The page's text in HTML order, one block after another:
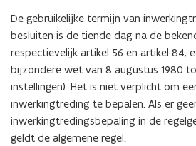
De gebruikelijke termijn van
besluiten is de tiende dag na de
respectievelijk artikel 56 en artikel 84,
bijzondere wet van 8 augustus 1980
instellingen). Het is niet verplicht om
inwerkingtreding te bepalen. Als er
inwerkingtredingsbepaling in de
geldt de algemene regel.